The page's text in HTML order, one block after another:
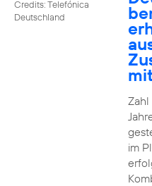
Credits: Telefónica
Deutschland
Zahl
im